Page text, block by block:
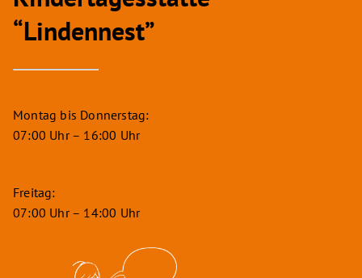
“Lindennest”
Montag bis Donnerstag:
07:00 Uhr – 16:00 Uhr
Freitag:
07:00 Uhr – 14:00 Uhr